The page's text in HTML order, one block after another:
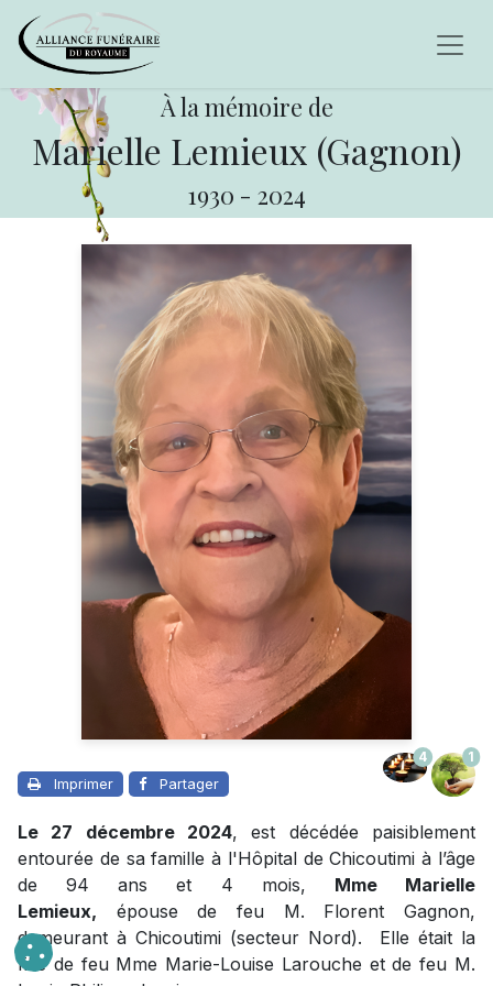
À la mémoire de
Marielle Lemieux (Gagnon)
1930 - 2024
Imprimer Partager
4 1
Le 27 décembre 2024, est décédée paisiblement
entourée de sa famille à l'Hôpital de Chicoutimi à l’âge
de 94 ans et 4 mois, Mme Marielle
Lemieux, épouse de feu M. Florent Gagnon,
demeurant à Chicoutimi (secteur Nord). Elle était la
fille de feu Mme Marie-Louise Larouche et de feu M.